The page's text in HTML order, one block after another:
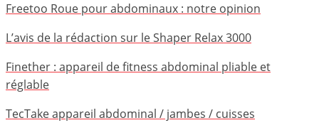
Freetoo Roue pour abdominaux : notre opinion
L’avis de la rédaction sur le Shaper Relax 3000
Finether : appareil de fitness abdominal pliable et
réglable
TecTake appareil abdominal / jambes / cuisses